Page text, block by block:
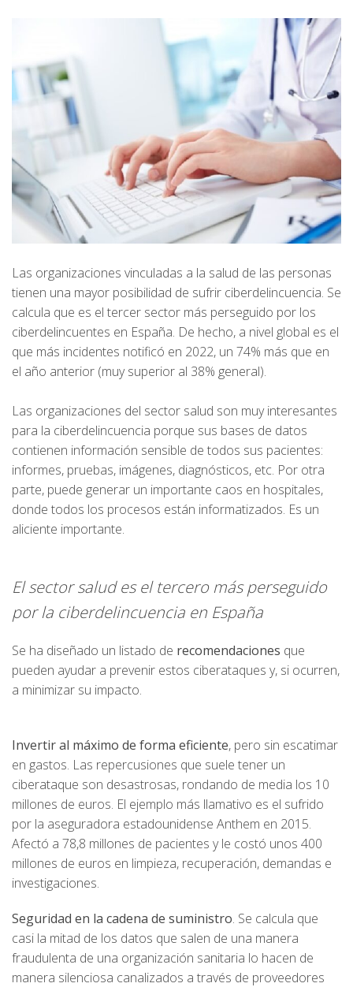
Las organizaciones vinculadas a la salud de las personas
tienen una mayor posibilidad de sufrir ciberdelincuencia. Se
calcula que es el tercer sector más perseguido por los
ciberdelincuentes en España. De hecho, a nivel global es el
que más incidentes notificó en 2022, un 74% más que en
el año anterior (muy superior al 38% general).
Las organizaciones del sector salud son muy interesantes
para la ciberdelincuencia porque sus bases de datos
contienen información sensible de todos sus pacientes:
informes, pruebas, imágenes, diagnósticos, etc. Por otra
parte, puede generar un importante caos en hospitales,
donde todos los procesos están informatizados. Es un
aliciente importante.
El sector salud es el tercero más perseguido
por la ciberdelincuencia en España
Se ha diseñado un listado de recomendaciones que
pueden ayudar a prevenir estos ciberataques y, si ocurren,
a minimizar su impacto.
Invertir al máximo de forma eficiente, pero sin escatimar
en gastos. Las repercusiones que suele tener un
ciberataque son desastrosas, rondando de media los 10
millones de euros. El ejemplo más llamativo es el sufrido
por la aseguradora estadounidense Anthem en 2015.
Afectó a 78,8 millones de pacientes y le costó unos 400
millones de euros en limpieza, recuperación, demandas e
investigaciones.
Seguridad en la cadena de suministro. Se calcula que
casi la mitad de los datos que salen de una manera
fraudulenta de una organización sanitaria lo hacen de
manera silenciosa canalizados a través de proveedores